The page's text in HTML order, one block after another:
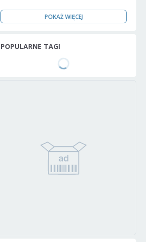
POKAŻ WIĘCEJ
POPULARNE TAGI